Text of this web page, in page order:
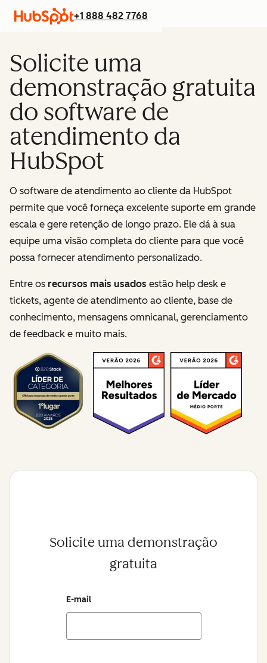
+1 888 482 7768
Solicite uma
demonstração gratuita
do software de
atendimento da
HubSpot
O software de atendimento ao cliente da HubSpot
permite que você forneça excelente suporte em grande
escala e gere retenção de longo prazo. Ele dá à sua
equipe uma visão completa do cliente para que você
possa fornecer atendimento personalizado.
Entre os recursos mais usados estão help desk e
tickets, agente de atendimento ao cliente, base de
conhecimento, mensagens omnicanal, gerenciamento
de feedback e muito mais.
Solicite uma demonstração
gratuita
E-mail